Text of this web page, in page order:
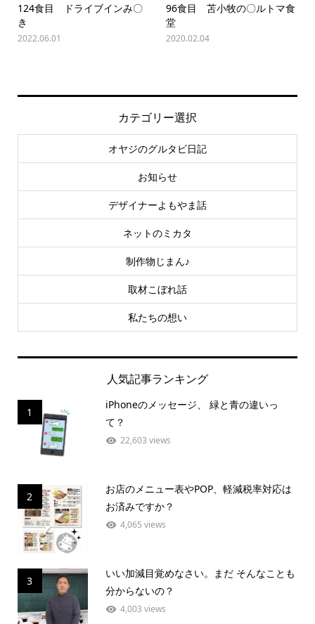
124食目 ドライブインみ〇
き
2022.06.01
96食目 苫小牧の〇ルトマ食
堂
2020.02.04
カテゴリー選択
オヤジのグルタビ日記
お知らせ
デザイナーよもやま話
ネットのミカタ
制作物じまん♪
取材こぼれ話
私たちの想い
人気記事ランキング
1
iPhoneのメッセージ、 緑と青の違いっ
て？
22,603 views
2
お店のメニュー表やPOP、軽減税率対応は
お済みですか？
4,065 views
3
いい加減目覚めなさい。まだ そんなことも
分からないの？
4,003 views